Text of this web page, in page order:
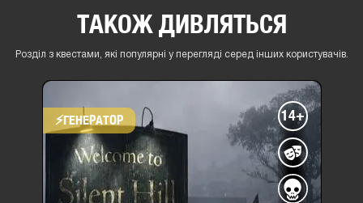
ТАКОЖ ДИВЛЯТЬСЯ
Розділ з квестами, які популярні у перегляді серед інших користувачів.
⚡​ГЕНЕРАТОР 14+